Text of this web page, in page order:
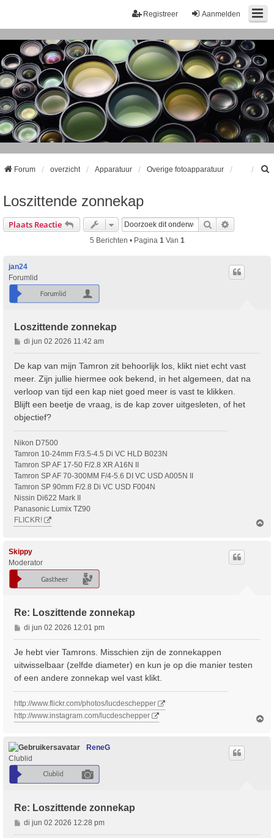
Aanmelden
Registreer
Forum overzicht Apparatuur Overige fotoapparatuur
Loszittende zonnekap
Plaats Reactie Zoek
5 Berichten • Pagina 1 Van 1
jan24
Forumlid
Loszittende zonnekap
B
e
r
h
t
di jun 02 2026 11:42 am
De kap van mijn Tamron zit behoorlijk los, klikt niet echt vast
meer. Zijn jullie hiermee ook bekend, in het algemeen, dat na
verloop van tijd een kap niet goed meer is vast te klikken.
Blijft een beetje de vraag, is de kap zover uitgesleten, of het
objectief?
Nikon D7500
Tamron 10-24mm F/3.5-4.5 Di VC HLD B023N
Tamron SP AF 17-50 F/2.8 XR A16N II
Tamron SP AF 70-300MM F/4-5.6 DI VC USD A005N II
Tamron SP 90mm F/2.8 Di VC USD F004N
Nissin Di622 Mark II
Panasonic Lumix TZ90
FLICKR!
Skippy
Moderator
Re: Loszittende zonnekap
B
e
r
h
t
di jun 02 2026 12:01 pm
Je hebt vier Tamrons. Misschien zijn de zonnekappen
uitwisselbaar (zelfde diameter) en kun je op die manier testen
of een andere zonnekap wel vast klikt.
http://www.flickr.com/photos/lucdeschepper
http://www.instagram.com/lucdeschepper
ReneG
Clublid
Re: Loszittende zonnekap
B
e
di jun 02 2026 12:28 pm